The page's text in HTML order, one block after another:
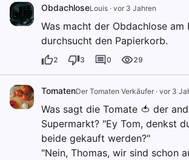
ObdachloseLouis · vor 3 Jahren
Was macht der Obdachlose am
durchsucht den Papierkorb.
2 3 0 29
TomatenDer Tomaten Verkäufer · vor 3
Was sagt die Tomate 🍅 der
Supermarkt? "Ey Tom, denkst
beide gekauft werden?"
"Nein, Thomas, wir sind schon